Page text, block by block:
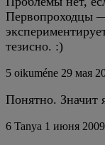
Первопроходцы
тезисно. :)
5 oikuméne 29 мая
Понятно. Значит
6 Tanya 1 июня 2009